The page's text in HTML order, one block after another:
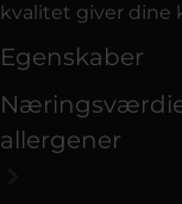
kvalitet giver dine
Egenskaber
allergener